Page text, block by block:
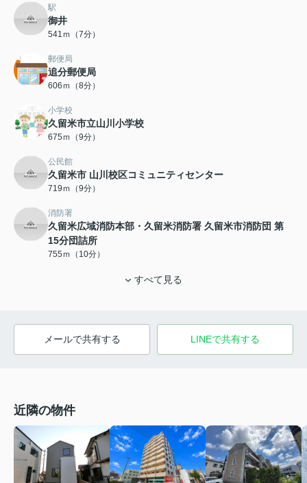
駅
御井
541ｍ（7分）
郵便局
追分郵便局
606ｍ（8分）
小学校
久留米市立山川小学校
675ｍ（9分）
公民館
久留米市 山川校区コミュニティセンター
719ｍ（9分）
消防署
久留米広域消防本部・久留米消防署 久留米市消防団 第
15分団詰所
755ｍ（10分）
すべて見る
メールで共有する LINEで共有する
近隣の物件